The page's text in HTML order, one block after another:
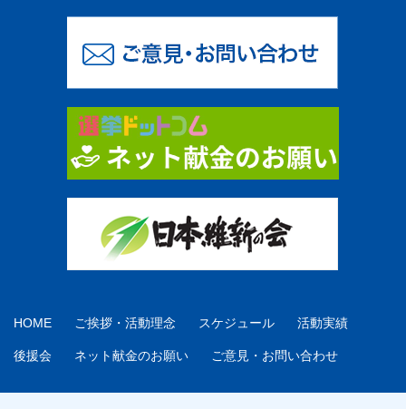
HOME ご挨拶・活動理念 スケジュール 活動実績
後援会 ネット献金のお願い ご意見・お問い合わせ